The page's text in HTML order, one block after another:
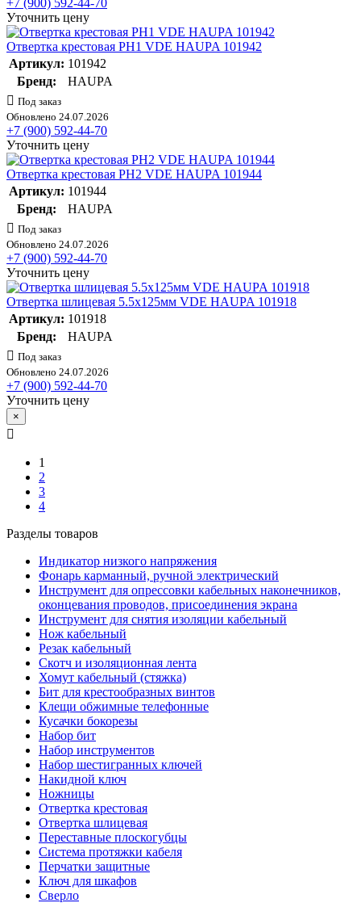
Уточнить цену
Отвертка крестовая PH1 VDE HAUPA 101942
Артикул: 101942
Бренд:
HAUPA
Под заказ
Обновлено 24.07.2026
+7 (900) 592-44-70
Уточнить цену
Отвертка крестовая PH2 VDE HAUPA 101944
Артикул: 101944
Бренд:
HAUPA
Под заказ
Обновлено 24.07.2026
+7 (900) 592-44-70
Уточнить цену
Отвертка шлицевая 5.5х125мм VDE HAUPA 101918
Артикул: 101918
Бренд:
HAUPA
Под заказ
Обновлено 24.07.2026
+7 (900) 592-44-70
Уточнить цену
×
1
2
3
4
Разделы товаров
Индикатор низкого напряжения
Фонарь карманный, ручной электрический
Инструмент для опрессовки кабельных наконечников,
оконцевания проводов, присоединения экрана
Инструмент для снятия изоляции кабельный
Нож кабельный
Резак кабельный
Скотч и изоляционная лента
Хомут кабельный (стяжка)
Бит для крестообразных винтов
Клещи обжимные телефонные
Кусачки бокорезы
Набор бит
Набор инструментов
Набор шестигранных ключей
Накидной ключ
Ножницы
Отвертка крестовая
Отвертка шлицевая
Переставные плоскогубцы
Система протяжки кабеля
Перчатки защитные
Ключ для шкафов
Сверло